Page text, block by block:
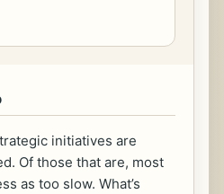
initiatives are
Of those that are, most
as too slow. What’s